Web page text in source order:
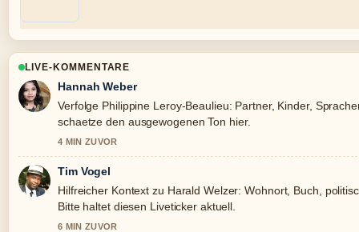
LIVE-KOMMENTARE
Hannah Weber
Verfolge Philippine Leroy-Beaulieu: Partner, Kinder,
schaetze den ausgewogenen Ton hier.
4 MIN ZUVOR
Tim Vogel
Hilfreicher Kontext zu Harald Welzer: Wohnort, Buch,
Bitte haltet diesen Liveticker aktuell.
6 MIN ZUVOR